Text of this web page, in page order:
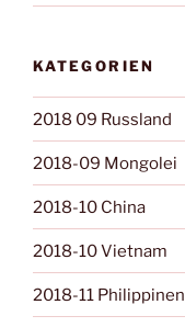
KATEGORIEN
2018 09 Russland
2018-09 Mongolei
2018-10 China
2018-10 Vietnam
2018-11 Philippinen